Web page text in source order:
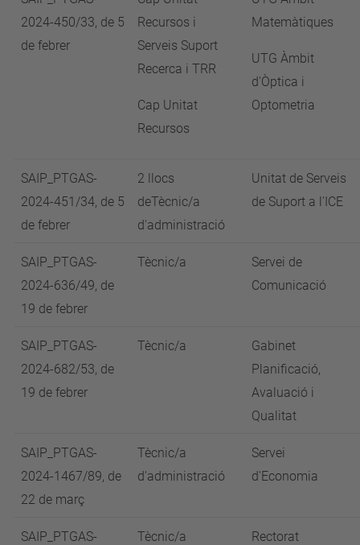
2024-450/33, de 5
de febrer
Recursos i
Serveis Suport
Recerca i TRR
Cap Unitat
Recursos
Matemàtiques
UTG Àmbit
d'Òptica i
Optometria
SAIP_PTGAS-
2024-451/34, de 5
de febrer
2 llocs
deTècnic/a
d'administració
Unitat de Serveis
de Suport a l'ICE
SAIP_PTGAS-
2024-636/49, de
19 de febrer
Tècnic/a
Servei de
Comunicació
SAIP_PTGAS-
2024-682/53, de
19 de febrer
Tècnic/a
Gabinet
Planificació,
Avaluació i
Qualitat
SAIP_PTGAS-
2024-1467/89, de
22 de març
Tècnic/a
d'administració
Servei
d'Economia
SAIP_PTGAS-
Tècnic/a
Rectorat